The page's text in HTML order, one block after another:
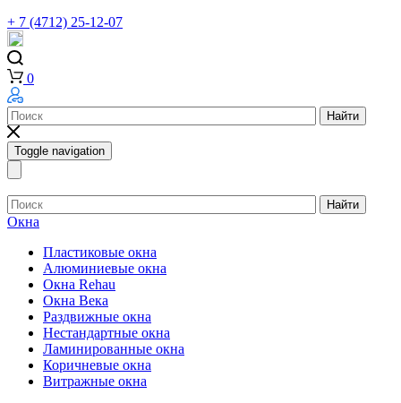
+ 7 (4712) 25-12-07
0
Найти
Toggle navigation
Найти
Окна
Пластиковые окна
Алюминиевые окна
Окна Rehau
Окна Века
Раздвижные окна
Нестандартные окна
Ламинированные окна
Коричневые окна
Витражные окна